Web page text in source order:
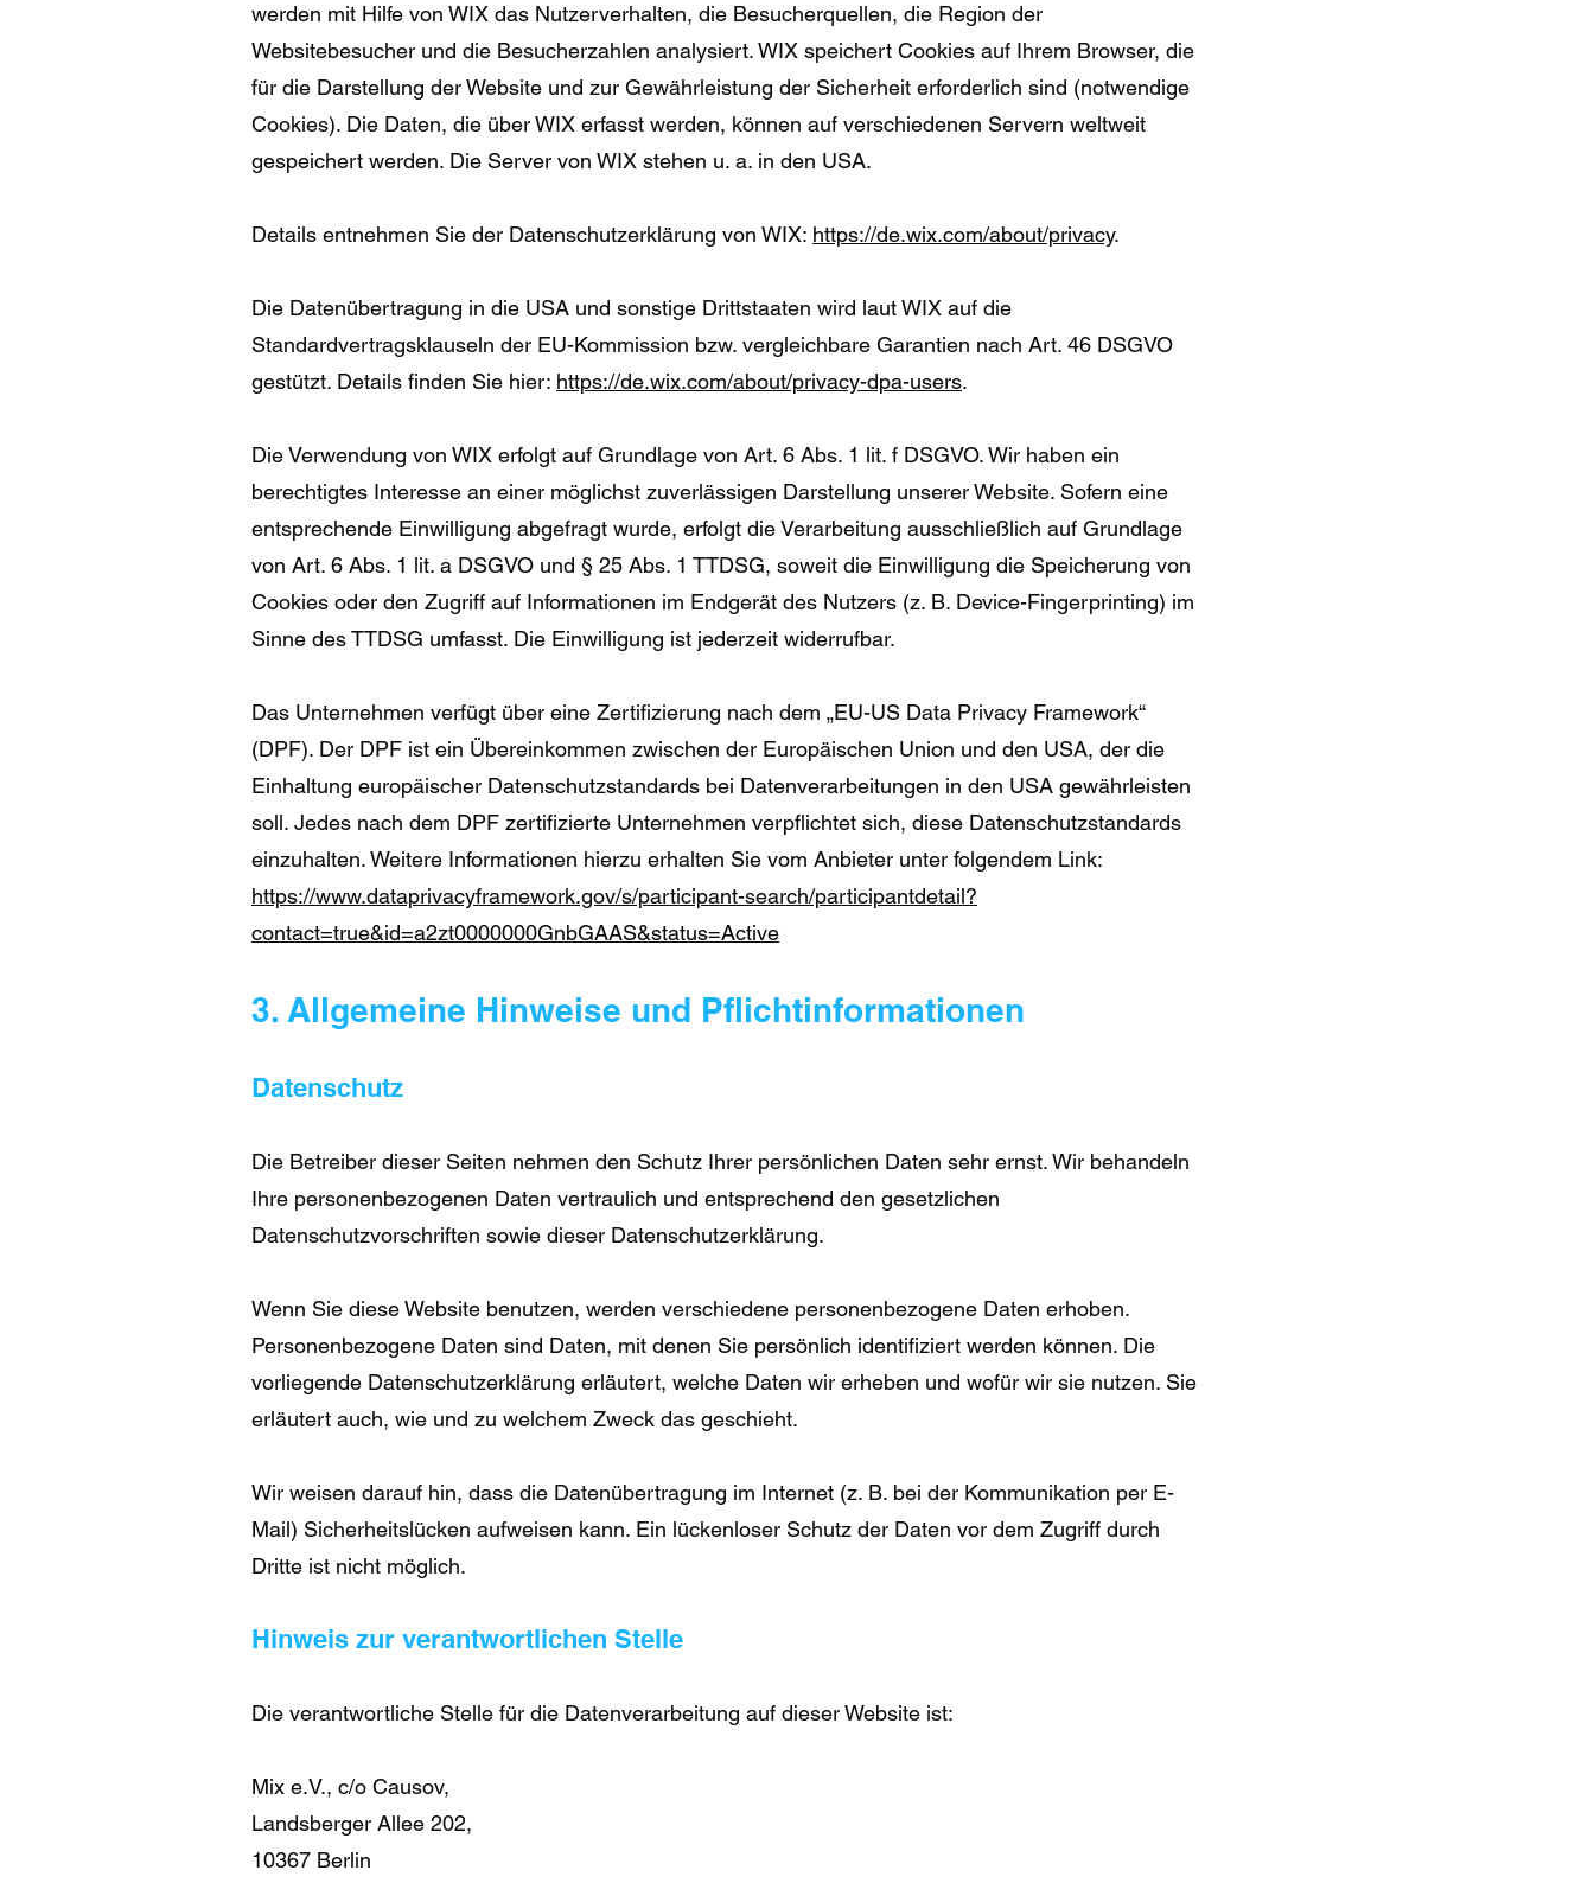
werden mit Hilfe von WIX das Nutzerverhalten, die Besucherquellen, die Region der
Websitebesucher und die Besucherzahlen analysiert. WIX speichert Cookies auf Ihrem Browser, die
für die Darstellung der Website und zur Gewährleistung der Sicherheit erforderlich sind (notwendige
Cookies). Die Daten, die über WIX erfasst werden, können auf verschiedenen Servern weltweit
gespeichert werden. Die Server von WIX stehen u. a. in den USA.
Details entnehmen Sie der Datenschutzerklärung von WIX: https://de.wix.com/about/privacy.
Die Datenübertragung in die USA und sonstige Drittstaaten wird laut WIX auf die
Standardvertragsklauseln der EU-Kommission bzw. vergleichbare Garantien nach Art. 46 DSGVO
gestützt. Details finden Sie hier: https://de.wix.com/about/privacy-dpa-users.
Die Verwendung von WIX erfolgt auf Grundlage von Art. 6 Abs. 1 lit. f DSGVO. Wir haben ein
berechtigtes Interesse an einer möglichst zuverlässigen Darstellung unserer Website. Sofern eine
entsprechende Einwilligung abgefragt wurde, erfolgt die Verarbeitung ausschließlich auf Grundlage
von Art. 6 Abs. 1 lit. a DSGVO und § 25 Abs. 1 TTDSG, soweit die Einwilligung die Speicherung von
Cookies oder den Zugriff auf Informationen im Endgerät des Nutzers (z. B. Device-Fingerprinting) im
Sinne des TTDSG umfasst. Die Einwilligung ist jederzeit widerrufbar.
Das Unternehmen verfügt über eine Zertifizierung nach dem „EU-US Data Privacy Framework“
(DPF). Der DPF ist ein Übereinkommen zwischen der Europäischen Union und den USA, der die
Einhaltung europäischer Datenschutzstandards bei Datenverarbeitungen in den USA gewährleisten
soll. Jedes nach dem DPF zertifizierte Unternehmen verpflichtet sich, diese Datenschutzstandards
einzuhalten. Weitere Informationen hierzu erhalten Sie vom Anbieter unter folgendem Link:
https://www.dataprivacyframework.gov/s/participant-search/participantdetail?
contact=true&id=a2zt0000000GnbGAAS&status=Active
3. Allgemeine Hinweise und Pflichtinformationen
Datenschutz
Die Betreiber dieser Seiten nehmen den Schutz Ihrer persönlichen Daten sehr ernst. Wir behandeln
Ihre personenbezogenen Daten vertraulich und entsprechend den gesetzlichen
Datenschutzvorschriften sowie dieser Datenschutzerklärung.
Wenn Sie diese Website benutzen, werden verschiedene personenbezogene Daten erhoben.
Personenbezogene Daten sind Daten, mit denen Sie persönlich identifiziert werden können. Die
vorliegende Datenschutzerklärung erläutert, welche Daten wir erheben und wofür wir sie nutzen. Sie
erläutert auch, wie und zu welchem Zweck das geschieht.
Wir weisen darauf hin, dass die Datenübertragung im Internet (z. B. bei der Kommunikation per E-
Mail) Sicherheitslücken aufweisen kann. Ein lückenloser Schutz der Daten vor dem Zugriff durch
Dritte ist nicht möglich.
Hinweis zur verantwortlichen Stelle
Die verantwortliche Stelle für die Datenverarbeitung auf dieser Website ist:
Mix e.V., c/o Causov,
Landsberger Allee 202,
10367 Berlin